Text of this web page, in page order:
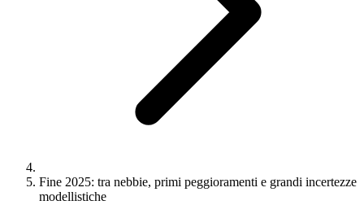
Fine 2025: tra nebbie, primi peggioramenti e grandi incertezze
modellistiche